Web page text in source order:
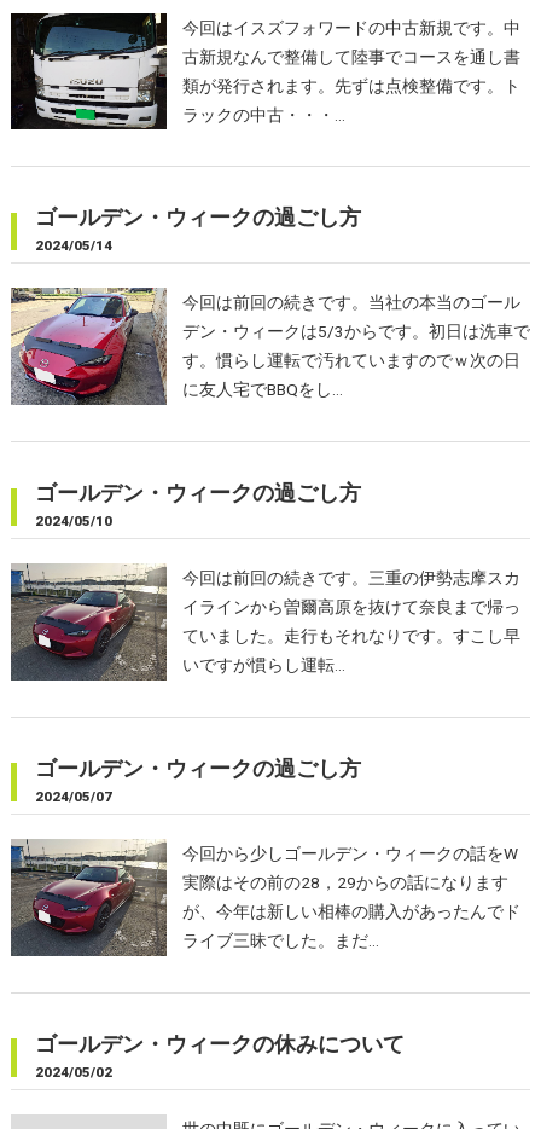
今回はイスズフォワードの中古新規です。中
古新規なんで整備して陸事でコースを通し書
類が発行されます。先ずは点検整備です。ト
ラックの中古・・・…
ゴールデン・ウィークの過ごし方
2024/05/14
今回は前回の続きです。当社の本当のゴール
デン・ウィークは5/3からです。初日は洗車で
す。慣らし運転で汚れていますのでｗ次の日
に友人宅でBBQをし…
ゴールデン・ウィークの過ごし方
2024/05/10
今回は前回の続きです。三重の伊勢志摩スカ
イラインから曽爾高原を抜けて奈良まで帰っ
ていました。走行もそれなりです。すこし早
いですが慣らし運転…
ゴールデン・ウィークの過ごし方
2024/05/07
今回から少しゴールデン・ウィークの話をW
実際はその前の28，29からの話になります
が、今年は新しい相棒の購入があったんでド
ライブ三昧でした。まだ…
ゴールデン・ウィークの休みについて
2024/05/02